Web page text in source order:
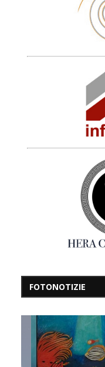
FOTONOTIZIE